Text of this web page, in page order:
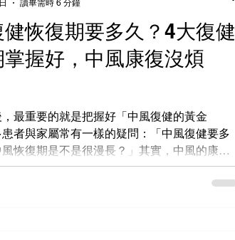
恢復期要多久？4大復健
握好，中風康復沒煩
最重要的就是把握好「中風復健的黃金
者與家屬常有一樣的疑問：「中風復健要多
恢復期是不是很漫長？」其實，中風的康復
的階段性，只要在黃金期內進行適當的復健
常生活能力是有機會達成的。接下來，本文
讀畢需時 6 分鐘